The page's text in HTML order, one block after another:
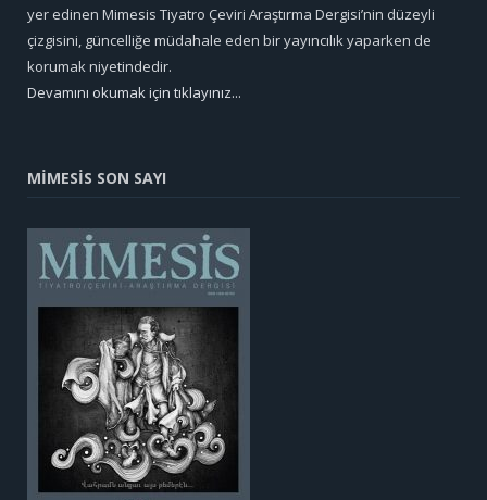
yer edinen Mimesis Tiyatro Çeviri Araştırma Dergisi’nin düzeyli
çizgisini, güncelliğe müdahale eden bir yayıncılık yaparken de
korumak niyetindedir.
Devamını okumak için tıklayınız...
MİMESİS SON SAYI